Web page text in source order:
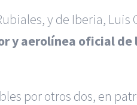
y de Iberia,
y aerolínea oficial de
por otros dos, en